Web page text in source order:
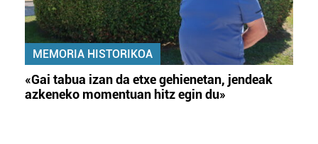
MEMORIA HISTORIKOA
«Gai tabua izan da etxe gehienetan, jendeak
azkeneko momentuan hitz egin du»